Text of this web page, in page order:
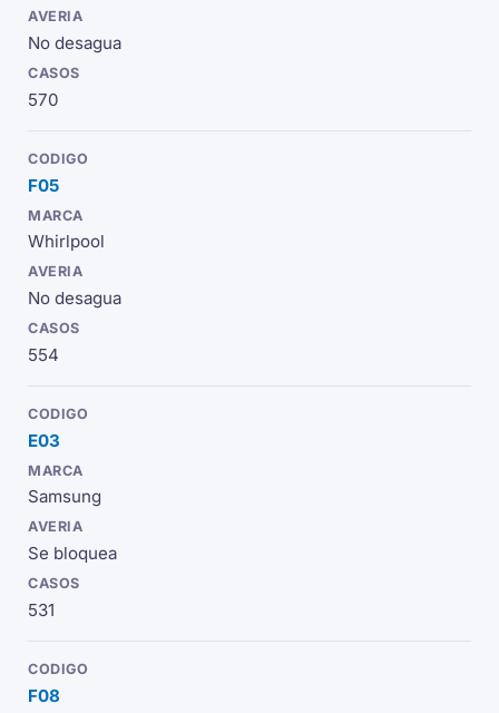
No desagua
570
F05
Whirlpool
No desagua
554
E03
Samsung
Se bloquea
531
F08